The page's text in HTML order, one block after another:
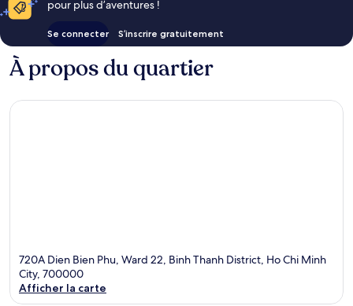
pour plus d’aventures !
Se connecter S’inscrire gratuitement
À propos du quartier
720A Dien Bien Phu, Ward 22, Binh Thanh District, Ho Chi Minh
City, 700000
Afficher la carte